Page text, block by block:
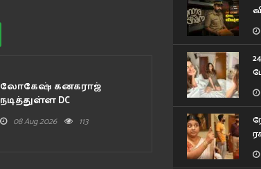
லோகேஷ் கனகராஜ்
நடித்துள்ள DC
திரைப்படத்தின் முதல்..
08 Aug 2026 113